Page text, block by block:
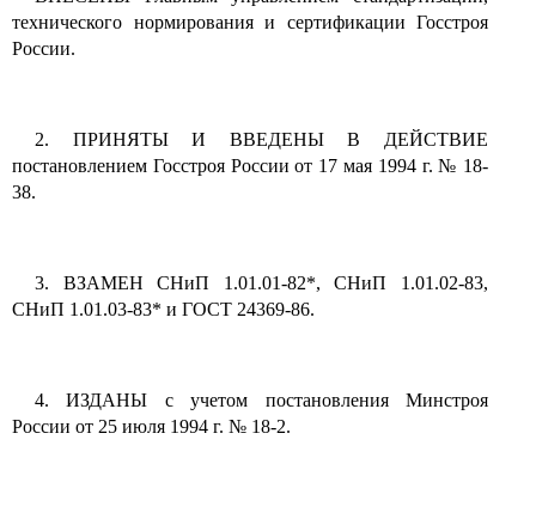
технического нормирования и сертификации Госстроя
России.
2. ПРИНЯТЫ И ВВЕДЕНЫ В ДЕЙСТВИЕ
постановлением Госстроя России от 17 мая 1994 г. № 18-
38.
3. ВЗАМЕН СНиП 1.01.01-82*, СНиП 1.01.02-83,
СНиП 1.01.03-83* и ГОСТ 24369-86.
4. ИЗДАНЫ с учетом постановления Минстроя
России от 25 июля 1994 г. № 18-2.